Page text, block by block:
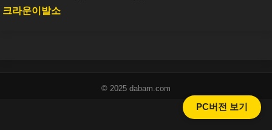
크라운이발소
© 2025 dabam.com
PC버전 보기